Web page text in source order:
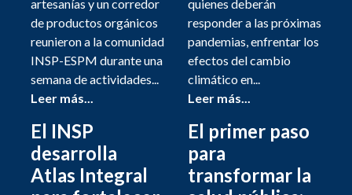
artesanías y un corredor
de productos orgánicos
reunieron a la comunidad
INSP-ESPM durante una
semana de actividades...
Leer más...
quienes deberán
responder a las próximas
pandemias, enfrentar los
efectos del cambio
climático en...
Leer más...
El INSP
desarrolla
Atlas Integral
El primer paso
para
transformar la